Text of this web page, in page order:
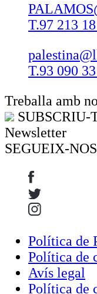
T.97 213
T.93 090
Treballa amb
SUBSCRIU-
Newsletter
SEGUEIX-
Política de
Política de
Avís legal
Política de